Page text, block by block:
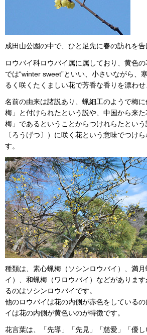
成田山公園の中で、ひと足先に春の訪れを告
ロウバイ科ロウバイ属に属しており、黄色
では“winter sweet”といい、小さいながら、
るく咲くたくましい花で芳香な香りを漂わせ
名前の由来は諸説あり、蝋細工のようで梅
梅」と付けられたという説や、中国から来
梅」であるということからつけれらたとい
〔ろうげつ〕）に咲く花という意味でつけ
す。
種類は、素心蝋梅（ソシンロウバイ）、満
イ）、和蝋梅（ワロウバイ）などがありま
るのはソシンロウバイです。
他のロウバイは花の内側が赤色をしている
イは花の内側が黄色いのが特徴です。
花言葉は、「先導」「先見」「慈愛」「優し